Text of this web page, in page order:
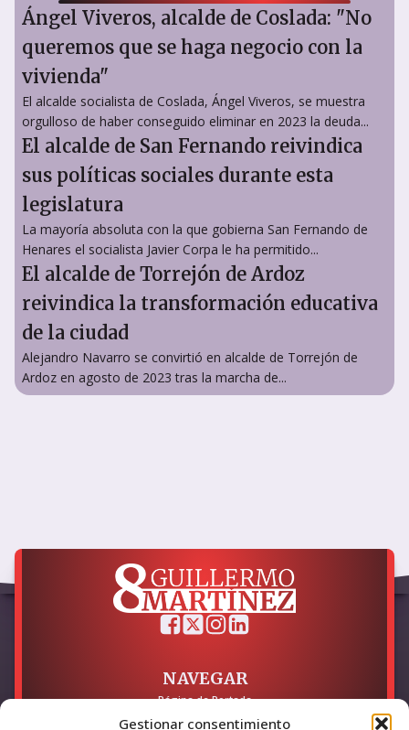
Gestionar consentimiento
Ángel Viveros, alcalde de Coslada: "No
queremos que se haga negocio con la
vivienda"
El alcalde socialista de Coslada, Ángel Viveros, se muestra
orgulloso de haber conseguido eliminar en 2023 la deuda...
El alcalde de San Fernando reivindica
sus políticas sociales durante esta
legislatura
La mayoría absoluta con la que gobierna San Fernando de
Henares el socialista Javier Corpa le ha permitido...
El alcalde de Torrejón de Ardoz
reivindica la transformación educativa
de la ciudad
Alejandro Navarro se convirtió en alcalde de Torrejón de
Ardoz en agosto de 2023 tras la marcha de...
NAVEGAR
Página de Portada